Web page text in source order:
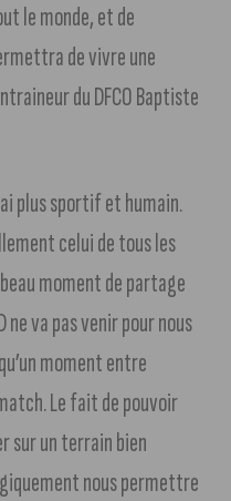
le monde, et de
de vivre une
du DFCO Baptiste
plus sportif et humain.
celui de tous les
moment de partage
ne va pas venir pour nous
moment entre
Le fait de pouvoir
sur un terrain bien
nous permettre